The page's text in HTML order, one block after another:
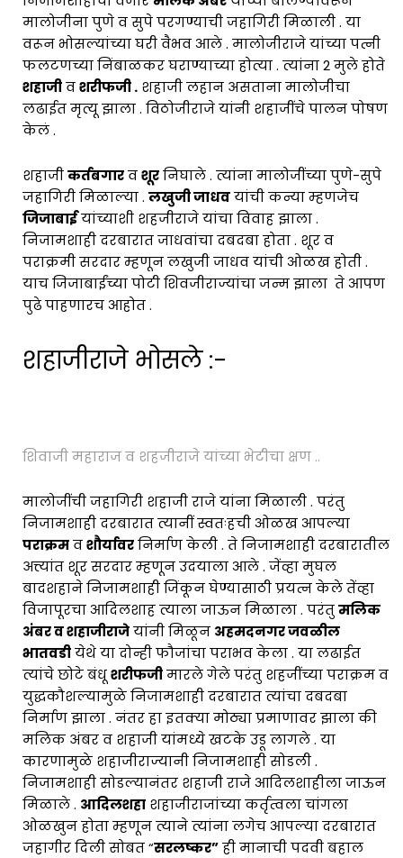
मालोजीना पुणे व सुपे परगण्याची जहागिरी मिळाली . या
वरून भोसल्यांच्या घरी वैभव आले . मालोजीराजे यांच्या पत्नी
फलटणच्या निंबाळकर घराण्याच्या होत्या . त्यांना 2 मुले होते
शहाजीवशरीफजी . शहाजी लहान असताना मालोजीचा
लढाईत मृत्यू झाला . विठोजीराजे यांनी शहाजींचे पालन पोषण
केलं .
शहाजीकर्तबगारवशूरनिघाले . त्यांना मालोजींच्या पुणे-सुपे
जहागिरी मिळाल्या . लखुजी जाधवयांची कन्या म्हणजेच
जिजाबाईयांच्याशी शहजीराजे यांचा विवाह झाला .
निजामशाही दरबारात जाधवांचा दबदबा होता . शूर व
पराक्रमी सरदार म्हणून लखुजी जाधव यांची ओळख होती .
याच जिजाबाईंच्या पोटी शिवजीराज्यांचा जन्म झाला ते आपण
पुढे पाहणारच आहोत .
शहाजीराजे भोसले :-
शिवाजी महाराज व शहजीराजे यांच्या भेटीचा क्षण ..
मालोजींची जहागिरी शहाजी राजे यांना मिळाली . परंतु
निजामशाही दरबारात त्यानीं स्वतःहची ओळख आपल्या
पराक्रमवशौर्यावरनिर्माण केली . ते निजामशाही दरबारातील
अत्त्यांत शूर सरदार म्हणून उदयाला आले . जेंव्हा मुघल
बादशहाने निजामशाही जिंकून घेण्यासाठी प्रयत्न केले तेंव्हा
विजापूरचा आदिलशाह त्याला जाऊन मिळाला . परंतुमलिक
अंबर व शहाजीराजेयांनी मिळून अहमदनगर जवळील
भातवडीयेथे या दोन्ही फौजांचा पराभव केला . या लढाईत
त्यांचे छोटे बंधूशरीफजीमारले गेले परंतु शहजींच्या पराक्रम व
युद्धकौशल्यामुळे निजामशाही दरबारात त्यांचा दबदबा
निर्माण झाला . नंतर हा इतक्या मोठ्या प्रमाणावर झाला की
मलिक अंबर व शहाजी यांमध्ये खटके उडू लागले . या
कारणामुळे शहाजीराज्यानी निजामशाही सोडली .
निजामशाही सोडल्यानंतर शहाजी राजे आदिलशाहीला जाऊन
मिळाले . आदिलशहा शहाजीराजांच्या कर्तृत्वला चांगला
ओळखुन होता म्हणून त्याने त्यांना लगेच आपल्या दरबारात
जहागीर दिली सोबत “सरलष्कर”ही मानाची पदवी बहाल